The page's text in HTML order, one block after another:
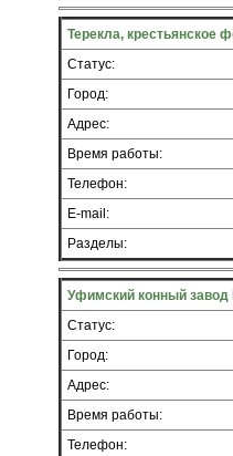
Терекла, крестьянское
Статус:
Город:
Адрес:
Время работы:
Телефон:
E-mail:
Разделы:
Уфимский конный
Статус:
Город:
Адрес:
Время работы:
Телефон: